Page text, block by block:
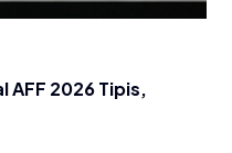
AFF 2026 Tipis,